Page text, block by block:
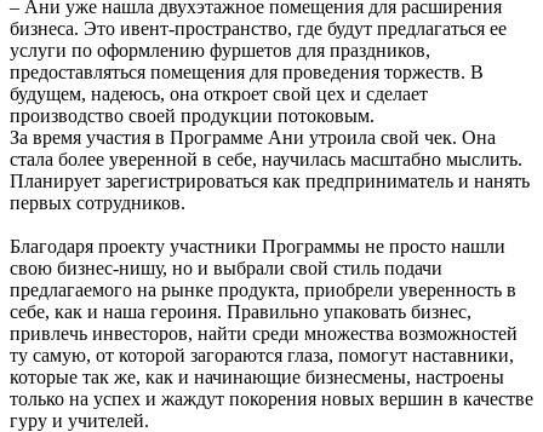
– Ани уже нашла двухэтажное помещения для расширения
бизнеса. Это ивент-пространство, где будут предлагаться ее
услуги по оформлению фуршетов для праздников,
предоставляться помещения для проведения торжеств. В
будущем, надеюсь, она откроет свой цех и сделает
производство своей продукции потоковым.
За время участия в Программе Ани утроила свой чек. Она
стала более уверенной в себе, научилась масштабно мыслить.
Планирует зарегистрироваться как предприниматель и нанять
первых сотрудников.
Благодаря проекту участники Программы не просто нашли
свою бизнес-нишу, но и выбрали свой стиль подачи
предлагаемого на рынке продукта, приобрели уверенность в
себе, как и наша героиня. Правильно упаковать бизнес,
привлечь инвесторов, найти среди множества возможностей
ту самую, от которой загораются глаза, помогут наставники,
которые так же, как и начинающие бизнесмены, настроены
только на успех и жаждут покорения новых вершин в качестве
гуру и учителей.